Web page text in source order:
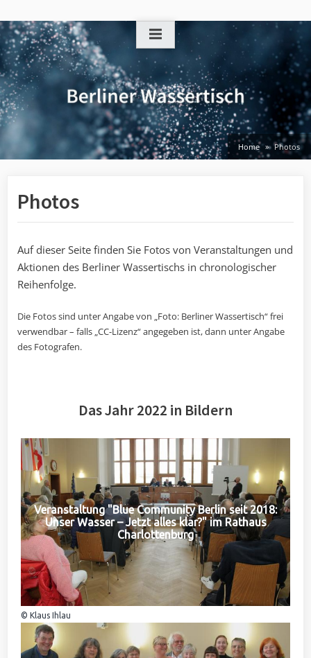
to
content
Home Photos
Photos
Auf dieser Seite finden Sie Fotos von Veranstaltungen und
Aktionen des Berliner Wassertischs in chronologischer
Reihenfolge.
Die Fotos sind unter Angabe von „Foto: Berliner Wassertisch“ frei
verwendbar – falls „CC-Lizenz“ angegeben ist, dann unter Angabe
des Fotografen.
Das Jahr 2022 in Bildern
Veranstaltung "Blue Community Berlin seit 2018:
Unser Wasser – Jetzt alles klar?" im Rathaus
Charlottenburg
© Klaus Ihlau